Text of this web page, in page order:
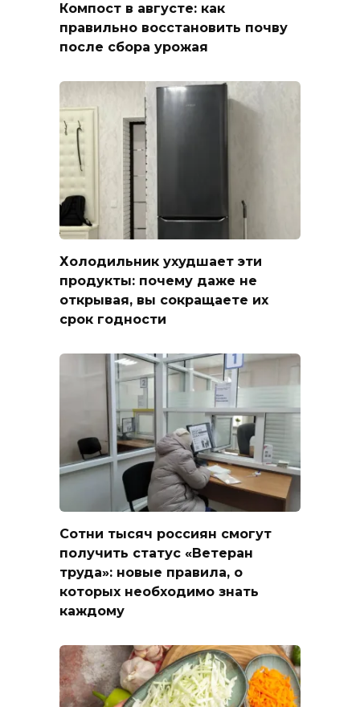
Компост в августе: как
правильно восстановить почву
после сбора урожая
Холодильник ухудшает эти
продукты: почему даже не
открывая, вы сокращаете их
срок годности
Сотни тысяч россиян смогут
получить статус «Ветеран
труда»: новые правила, о
которых необходимо знать
каждому